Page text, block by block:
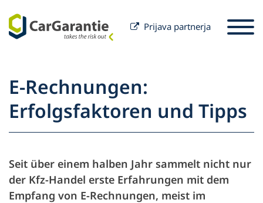
Prijava partnerja
Partner
Lastnik vozila
Servis in podpora
Partner
Naše podjetje
E-Rechnungen:
Erfolgsfaktoren und Tipps
Seit über einem halben Jahr sammelt nicht nur
der Kfz-Handel erste Erfahrungen mit dem
Empfang von E-Rechnungen, meist im